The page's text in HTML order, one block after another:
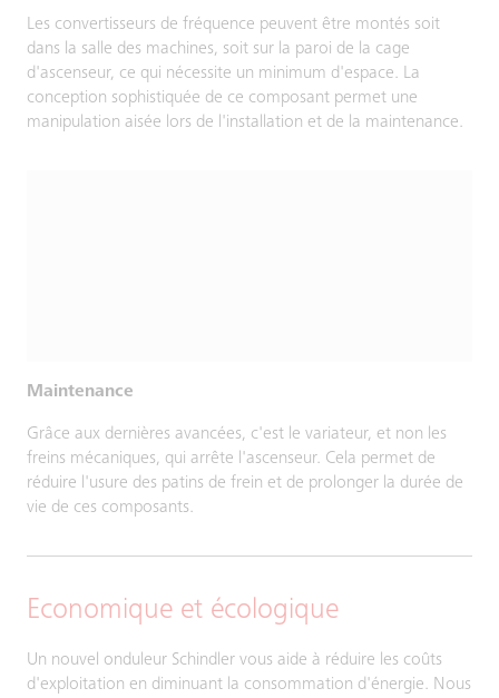
Les convertisseurs de fréquence peuvent être montés soit
dans la salle des machines, soit sur la paroi de la cage
d'ascenseur, ce qui nécessite un minimum d'espace. La
conception sophistiquée de ce composant permet une
manipulation aisée lors de l'installation et de la maintenance.
Maintenance
Grâce aux dernières avancées, c'est le variateur, et non les
freins mécaniques, qui arrête l'ascenseur. Cela permet de
réduire l'usure des patins de frein et de prolonger la durée de
vie de ces composants.
Economique et écologique
Un nouvel onduleur Schindler vous aide à réduire les coûts
d'exploitation en diminuant la consommation d'énergie. Nous